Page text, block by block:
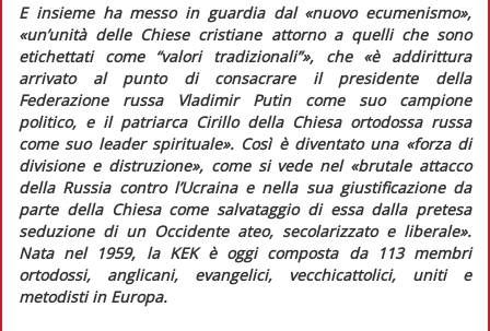
E insieme ha messo in guardia dal «nuovo ecumenismo»,
«un’unità delle Chiese cristiane attorno a quelli che sono
etichettati come “valori tradizionali”», che «è addirittura
arrivato al punto di consacrare il presidente della
Federazione russa Vladimir Putin come suo campione
politico, e il patriarca Cirillo della Chiesa ortodossa russa
come suo leader spirituale». Così è diventato una «forza di
divisione e distruzione», come si vede nel «brutale attacco
della Russia contro l’Ucraina e nella sua giustificazione da
parte della Chiesa come salvataggio di essa dalla pretesa
seduzione di un Occidente ateo, secolarizzato e liberale».
Nata nel 1959, la KEK è oggi composta da 113 membri
ortodossi, anglicani, evangelici, vecchicattolici, uniti e
metodisti in Europa.